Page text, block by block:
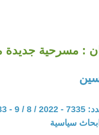
: مسرحية
01:33
سياسية